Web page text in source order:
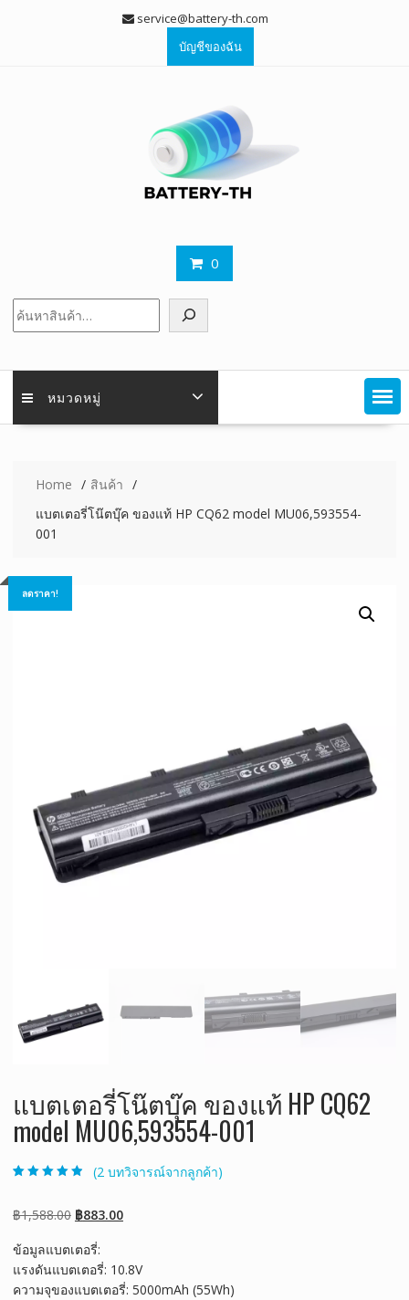
service@battery-th.com
บัญชีของฉัน
0
หมวดหมู่
Home
สินค้า
แบตเตอรี่โน๊ตบุ๊ค ของแท้ HP CQ62 model MU06,593554-
001
ลดราคา!
แบตเตอรี่โน๊ตบุ๊ค ของแท้ HP CQ62
model MU06,593554-001
คะแนนเต็มบน
การให้คะแนน
(2 บทวิจารณ์จากลูกค้า)
฿1,588.00 Original
was:
฿1,588.00.
฿883.00Current
฿883.00.
ข้อมูลแบตเตอรี่:
แรงดันแบตเตอรี่: 10.8V
ความจุของแบตเตอรี่: 5000mAh (55Wh)